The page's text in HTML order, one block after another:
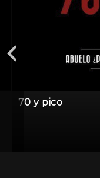
70 y pico